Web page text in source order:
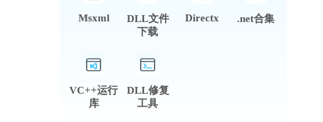
Msxml
DLL文件
下载
Directx .net合集
VC++运行
库
DLL修复
工具